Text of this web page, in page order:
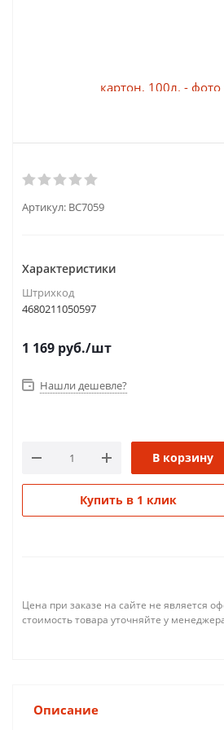
Артикул: BC7059
Характеристики
Штрихкод
4680211050597
1 169 руб./шт
Нашли дешевле?
В корзину
Купить в 1 клик
Цена при заказе на сайте не является
стоимость товара уточняйте у
Описание